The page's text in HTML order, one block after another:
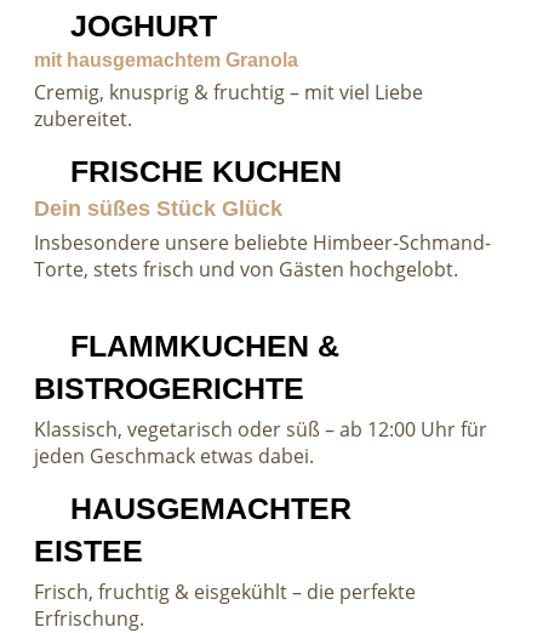
JOGHURT
mit hausgemachtem Granola
Cremig, knusprig & fruchtig – mit viel Liebe
zubereitet.
FRISCHE KUCHEN
Dein süßes Stück Glück
Insbesondere unsere beliebte Himbeer-Schmand-
Torte, stets frisch und von Gästen hochgelobt.
FLAMMKUCHEN &
BISTROGERICHTE
Klassisch, vegetarisch oder süß – ab 12:00 Uhr für
jeden Geschmack etwas dabei.
HAUSGEMACHTER
EISTEE
Frisch, fruchtig & eisgekühlt – die perfekte
Erfrischung.